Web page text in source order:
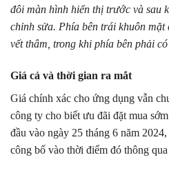
đôi màn hình hiển thị trước và sau
chỉnh sửa. Phía bên trái khuôn mặt
vết thâm, trong khi phía bên phải
Giá cả và thời gian ra mắt
Giá chính xác cho ứng dụng vẫn
công ty cho biết ưu đãi đặt mua
đầu vào ngày 25 tháng 6 năm
công bố vào thời điểm đó thông qua